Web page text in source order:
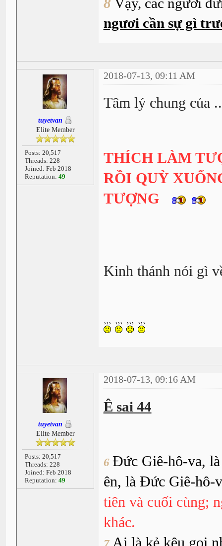
ngươi cần sự gì
tuyetvan
Elite Member
Posts: 20,517
Threads: 228
Joined: Feb 2018
Reputation: 49
2018-07-13, 09:11 AM
Tâm lý chung của
THÍCH LÀM
RỒI QUỲ
TƯỢNG
Kinh thánh nói gì
tuyetvan
Elite Member
Posts: 20,517
Threads: 228
Joined: Feb 2018
Reputation: 49
2018-07-13, 09:16 AM
Ê sai 44
6 Ðức Giê-hô-va,
ên, là Ðức Giê-hô-
tiên và cuối cùng;
khác.
Ai là kẻ kêu gọi